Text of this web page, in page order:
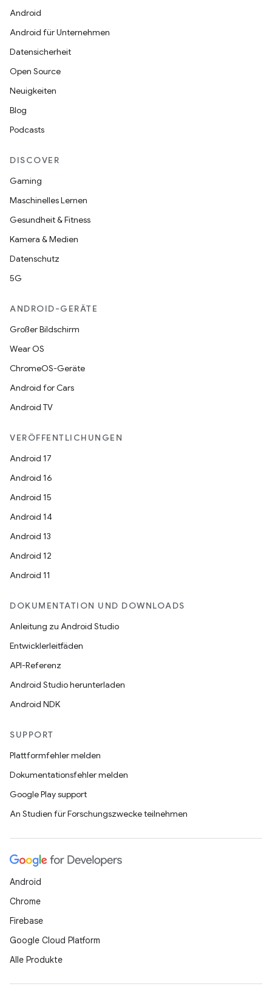
Android
Android für Unternehmen
Datensicherheit
Open Source
Neuigkeiten
Blog
Podcasts
DISCOVER
Gaming
Maschinelles Lernen
Gesundheit & Fitness
Kamera & Medien
Datenschutz
5G
ANDROID-GERÄTE
Großer Bildschirm
Wear OS
ChromeOS-Geräte
Android for Cars
Android TV
VERÖFFENTLICHUNGEN
Android 17
Android 16
Android 15
Android 14
Android 13
Android 12
Android 11
DOKUMENTATION UND DOWNLOADS
Anleitung zu Android Studio
Entwicklerleitfäden
API-Referenz
Android Studio herunterladen
Android NDK
SUPPORT
Plattformfehler melden
Dokumentationsfehler melden
Google Play support
An Studien für Forschungszwecke teilnehmen
Android
Chrome
Firebase
Google Cloud Platform
Alle Produkte